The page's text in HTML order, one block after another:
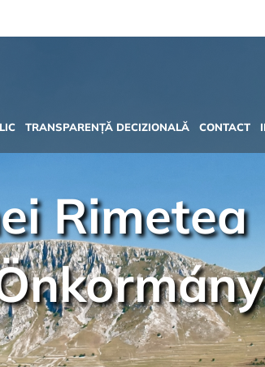
TRANSPARENȚĂ DECIZIONALĂ CONTACT
Rimetea